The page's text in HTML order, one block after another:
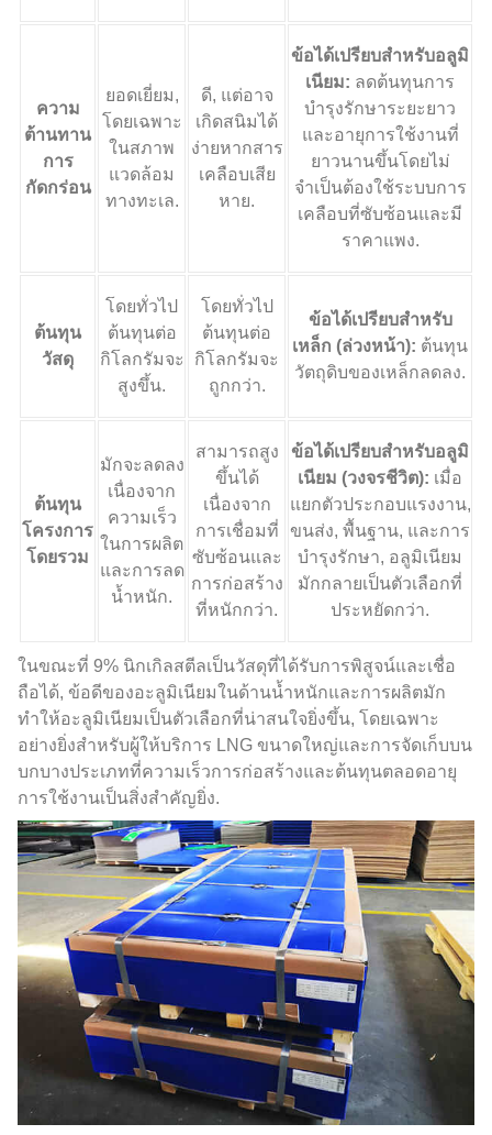
ความ
ต้านทาน
การ
กัดกร่อน
ยอดเยี่ยม,
โดยเฉพาะ
ในสภาพ
แวดล้อม
ทางทะเล.
ดี, แต่อาจ
เกิดสนิมได้
ง่ายหากสาร
เคลือบเสีย
หาย.
ข้อได้เปรียบสำหรับอลูมิ
เนียม: ลดต้นทุนการ
บำรุงรักษาระยะยาว
และอายุการใช้งานที่
ยาวนานขึ้นโดยไม่
จำเป็นต้องใช้ระบบการ
เคลือบที่ซับซ้อนและมี
ราคาแพง.
ต้นทุน
วัสดุ
โดยทั่วไป
ต้นทุนต่อ
กิโลกรัมจะ
สูงขึ้น.
โดยทั่วไป
ต้นทุนต่อ
กิโลกรัมจะ
ถูกกว่า.
ข้อได้เปรียบสำหรับ
เหล็ก (ล่วงหน้า): ต้นทุน
วัตถุดิบของเหล็กลดลง.
ต้นทุน
โครงการ
โดยรวม
มักจะลดลง
เนื่องจาก
ความเร็ว
ในการผลิต
และการลด
น้ำหนัก.
สามารถสูง
ขึ้นได้
เนื่องจาก
การเชื่อมที่
ซับซ้อนและ
การก่อสร้าง
ที่หนักกว่า.
ข้อได้เปรียบสำหรับอลูมิ
เนียม (วงจรชีวิต): เมื่อ
แยกตัวประกอบแรงงาน,
ขนส่ง, พื้นฐาน, และการ
บำรุงรักษา, อลูมิเนียม
มักกลายเป็นตัวเลือกที่
ประหยัดกว่า.
ในขณะที่ 9% นิกเกิลสตีลเป็นวัสดุที่ได้รับการพิสูจน์และเชื่อ
ถือได้, ข้อดีของอะลูมิเนียมในด้านน้ำหนักและการผลิตมัก
ทำให้อะลูมิเนียมเป็นตัวเลือกที่น่าสนใจยิ่งขึ้น, โดยเฉพาะ
อย่างยิ่งสำหรับผู้ให้บริการ LNG ขนาดใหญ่และการจัดเก็บบน
บกบางประเภทที่ความเร็วการก่อสร้างและต้นทุนตลอดอายุ
การใช้งานเป็นสิ่งสำคัญยิ่ง.